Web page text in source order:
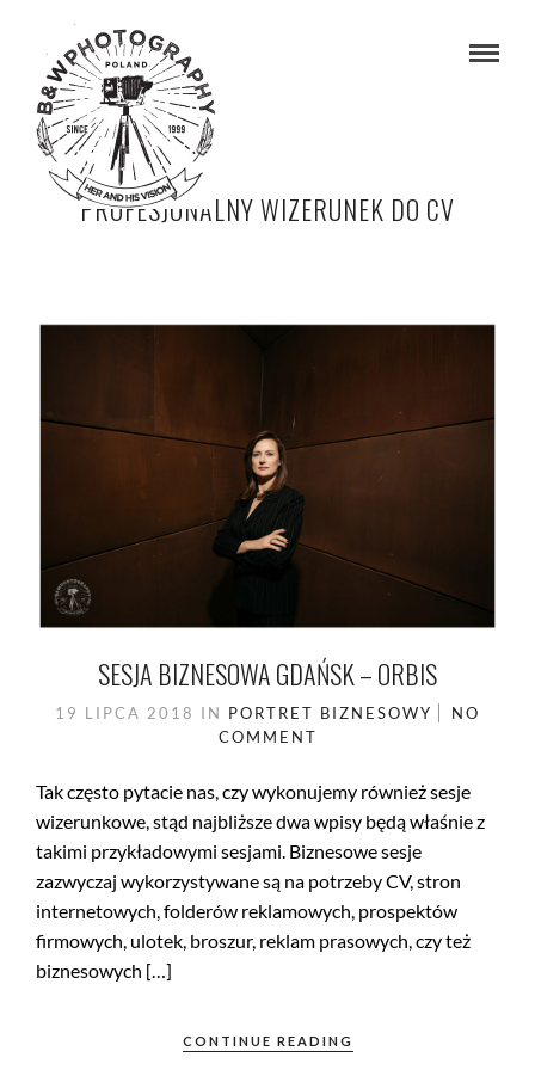
PROFESJONALNY WIZERUNEK DO CV
SESJA BIZNESOWA GDAŃSK – ORBIS
19 LIPCA 2018 IN PORTRET BIZNESOWY
NO
COMMENT
Tak często pytacie nas, czy wykonujemy również sesje
wizerunkowe, stąd najbliższe dwa wpisy będą właśnie z
takimi przykładowymi sesjami. Biznesowe sesje
zazwyczaj wykorzystywane są na potrzeby CV, stron
internetowych, folderów reklamowych, prospektów
firmowych, ulotek, broszur, reklam prasowych, czy też
biznesowych […]
CONTINUE READING